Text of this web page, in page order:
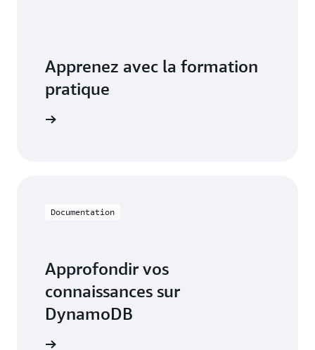
Apprenez avec la formation
pratique
Documentation
Approfondir vos
connaissances sur
DynamoDB